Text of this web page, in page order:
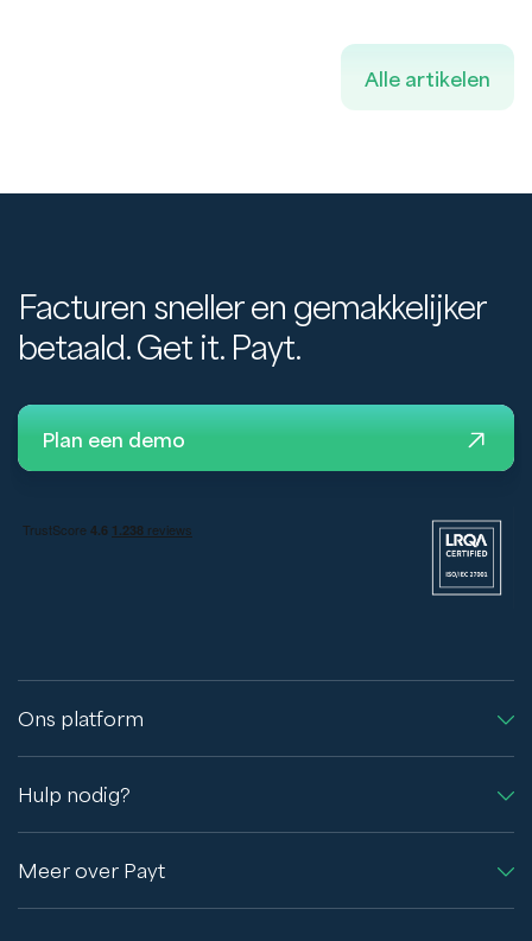
Alle artikelen
Facturen sneller en gemakkelijker
betaald. Get it. Payt.
Plan een demo
Ons platform
Hulp nodig?
Meer over Payt